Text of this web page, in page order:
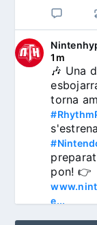
1m
🎶 Una
e...